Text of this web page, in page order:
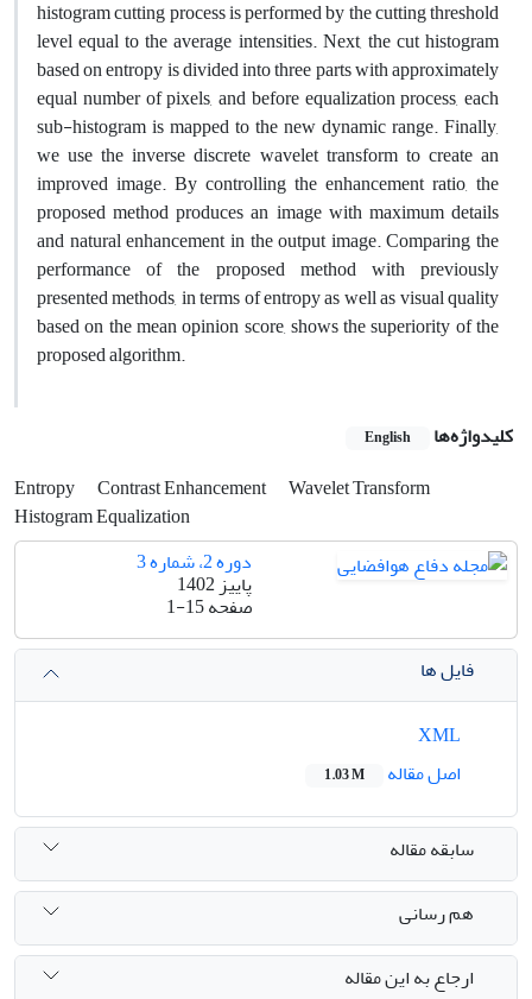
histogram cutting process is performed by the cutting threshold
level equal to the average intensities. Next, the cut histogram
based on entropy is divided into three parts with approximately
equal number of pixels, and before equalization process, each
sub-histogram is mapped to the new dynamic range. Finally,
we use the inverse discrete wavelet transform to create an
improved image. By controlling the enhancement ratio, the
proposed method produces an image with maximum details
and natural enhancement in the output image. Comparing the
performance of the proposed method with previously
presented methods, in terms of entropy as well as visual quality
based on the mean opinion score, shows the superiority of the
proposed algorithm.
کلیدواژه‌ها English
Entropy Contrast Enhancement Wavelet Transform
Histogram Equalization
دوره 2، شماره 3
پاییز 1402
صفحه1-15
فایل ها
اصل مقاله
1.03 M
سابقه مقاله
هم رسانی
ارجاع به این مقاله